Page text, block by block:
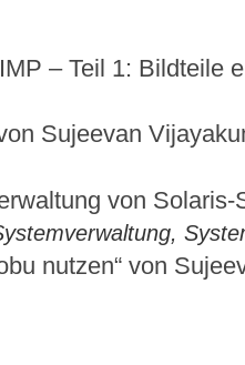
– Teil 1: Bildteile
Sujeevan
von
nutzen“ von